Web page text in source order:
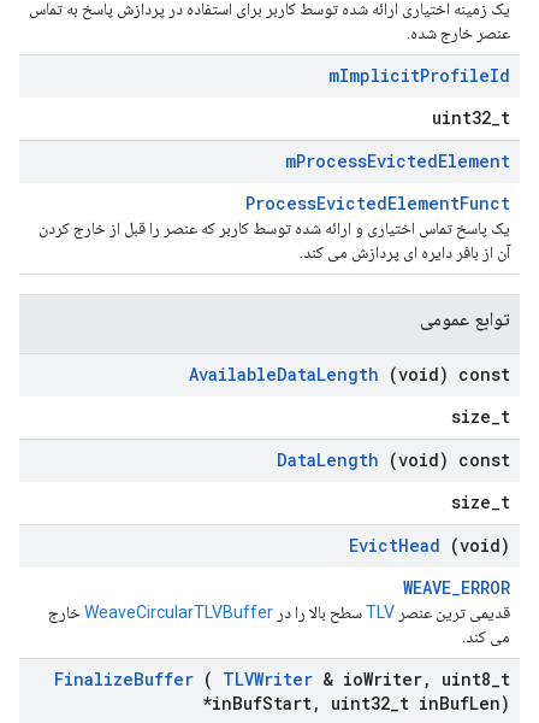
یک زمینه اختیاری ارائه شده توسط کاربر برای استفاده در پردازش پاسخ به تماس
عنصر خارج شده.
mImplicitProfileId
uint32_t
mProcessEvictedElement
ProcessEvictedElementFunct
یک پاسخ تماس اختیاری و ارائه شده توسط کاربر که عنصر را قبل از خارج کردن
آن از بافر دایره ای پردازش می کند.
توابع عمومی
AvailableDataLength (void) const
size_t
DataLength (void) const
size_t
EvictHead (void)
WEAVE_ERROR
قدیمی ترین عنصر TLVسطح بالا را در WeaveCircularTLVBufferخارج
می کند.
FinalizeBuffer ( TLVWriter & ioWriter, uint8 t
*inBufStart, uint32 t inBufLen)